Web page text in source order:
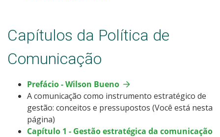
Capítulos da Política de
Comunicação
Prefácio - Wilson Bueno
A comunicação como instrumento estratégico de
gestão: conceitos e pressupostos (Você está nesta
página)
Capítulo 1 - Gestão estratégica da comunicação